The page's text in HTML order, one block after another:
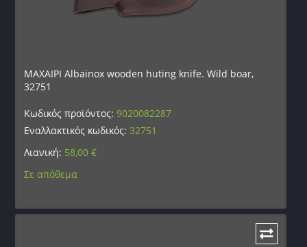
ΜΑΧΑΙΡΙ Albainox wooden huting knife. Wild boar,
32751
Κωδικός προϊόντος:9020082287
Εναλλακτικός κωδικός: 32751
Λιανική: 58,00€
Σε απόθεμα